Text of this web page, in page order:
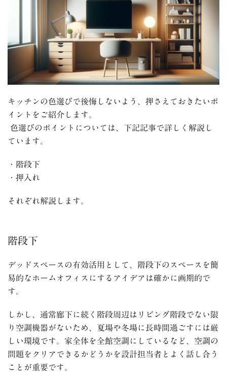
キッチンの色選びで後悔しないよう、押さえておきたいポ
イントをご紹介します。
色選びのポイントについては、下記記事で詳しく解説し
ています。
・階段下
・押入れ
それぞれ解説します。
階段下
デッドスペースの有効活用として、階段下のスペースを簡
易的なホームオフィスにするアイデアは確かに画期的で
す。
しかし、通常廊下に続く階段周辺はリビング階段でない限
り空調機器がないため、夏場や冬場に長時間過ごすには厳
しい環境です。家全体を全館空調にしているなど、空調の
問題をクリアできるかどうかを設計担当者とよく話し合う
ことが重要です。